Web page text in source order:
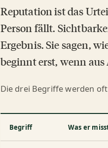
Reputation ist das
Person fällt.
Ergebnis. Sie sagen,
beginnt erst, wenn
Die drei Begriffe werden
Begriff Was er